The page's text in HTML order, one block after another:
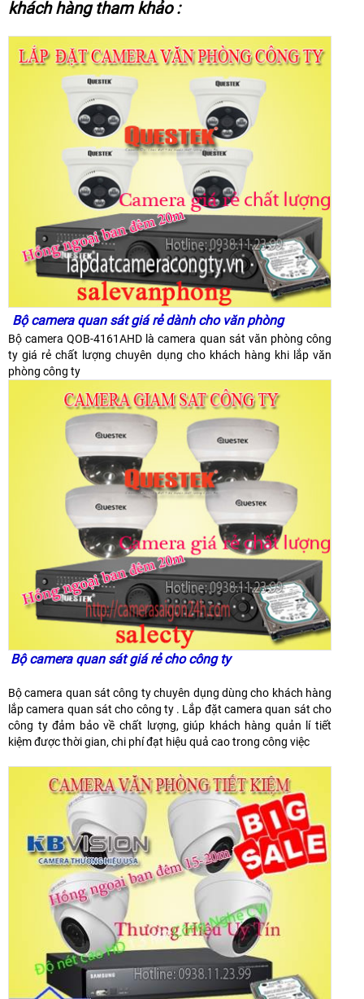
khách hàng tham khảo :
Bộ camera quan sát giá rẻ dành cho văn phòng
Bộ camera QOB-4161AHD là camera quan sát văn phòng công
ty giá rẻ chất lượng chuyên dụng cho khách hàng khi lắp văn
phòng công ty
Bộ camera quan sát giá rẻ cho công ty
Bộ camera quan sát công ty chuyên dụng dùng cho khách hàng
lắp camera quan sát cho công ty . Lắp đặt camera quan sát cho
công ty đảm bảo về chất lượng, giúp khách hàng quản lí tiết
kiệm được thời gian, chi phí đạt hiệu quả cao trong công việc